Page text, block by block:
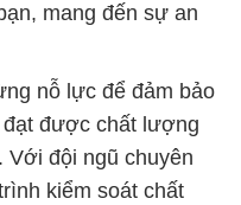
mang đến sự an
nỗ lực để đảm bảo
đạt được chất lượng
Với đội ngũ chuyên
kiểm soát chất